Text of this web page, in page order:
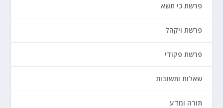
פרשת כי תשא
פרשת ויקהל
פרשת פקודי
שאלות ותשובות
תורה ומדע